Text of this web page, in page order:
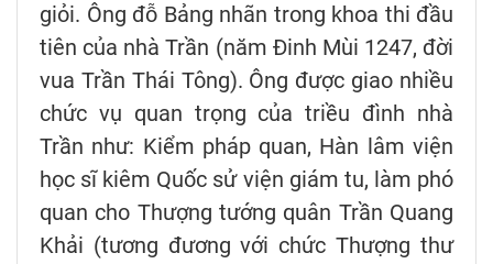
giỏi. Ông đỗ Bảng nhãn trong khoa thi đầu
tiên của nhà Trần (năm Đinh Mùi 1247, đời
vua Trần Thái Tông). Ông được giao nhiều
chức vụ quan trọng của triều đình nhà
Trần như: Kiểm pháp quan, Hàn lâm viện
học sĩ kiêm Quốc sử viện giám tu, làm phó
quan cho Thượng tướng quân Trần Quang
Khải (tương đương với chức Thượng thư